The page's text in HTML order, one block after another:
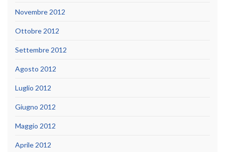
Novembre 2012
Ottobre 2012
Settembre 2012
Agosto 2012
Luglio 2012
Giugno 2012
Maggio 2012
Aprile 2012